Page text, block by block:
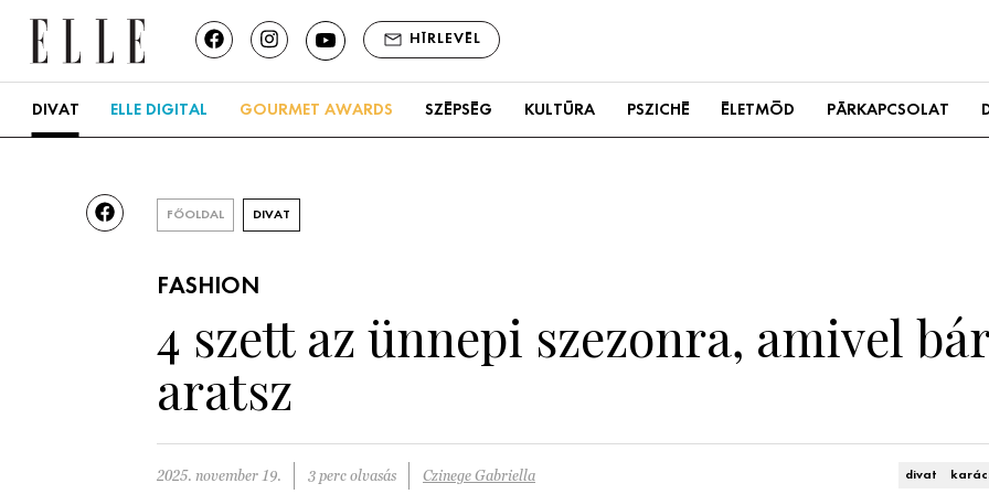
HÍRLEVÉL
DIVAT ELLE DIGITAL GOURMET AWARDS SZÉPSÉG KULTÚRA PSZICHÉ ÉLETMÓD PÁRKAPCSOLAT
FŐOLDAL DIVAT
FASHION
4 szett az ünnepi szezonra, amivel
aratsz
2025. november 19. 3 perc olvasás Czinege Gabriella divat